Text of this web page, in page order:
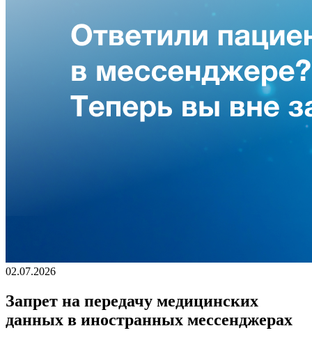
02.07.2026
Запрет на передачу медицинских
данных в иностранных мессенджерах